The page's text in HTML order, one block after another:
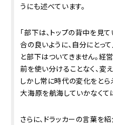
うにも述べています。
「部下は、トップの背中を見
合の良いように、自分にとっ
と部下はついてきません。経
前を使い分けることなく、変
しかし常に時代の変化をとら
大海原を航海していかなくて
さらに、ドラッカーの言葉を